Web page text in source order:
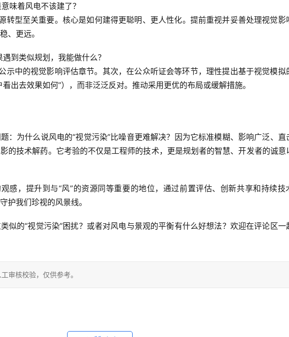
味着风电不该建了？
转型至关重要。核心是如何建得更聪明、更人性化。提前重视并妥善处理视觉影
、更远。
到类似规划，我能做什么？
示中的视觉影响评估章节。其次，在公众听证会等环节，理性提出基于视觉模拟
出去效果如何”），而非泛泛反对。推动采用更优的布局或缓解措施。
：为什么说风电的“视觉污染”比噪音更难解决？因为它标准模糊、影响广泛、直
的技术解药。它考验的不仅是工程师的技术，更是规划者的智慧、开发者的诚意
观感，提升到与“风”的资源同等重要的地位，通过前置评估、创新共享和持续技
护我们珍视的风景线。
似的“视觉污染”困扰？或者对风电与景观的平衡有什么好想法？欢迎在评论区一
审核校验，仅供参考。